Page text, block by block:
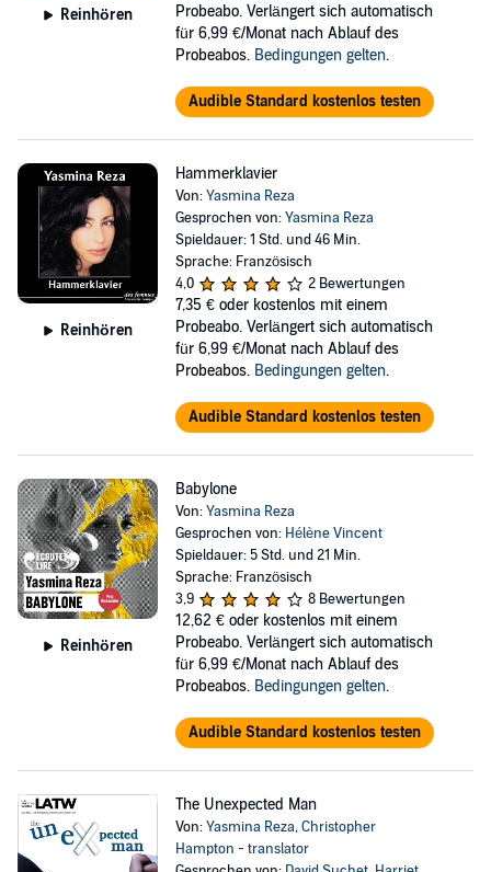
Reinhören
Probeabo. Verlängert sich automatisch
für 6,99 €/Monat nach Ablauf des
Probeabos. Bedingungen gelten.
Audible Standard kostenlos testen
Reinhören
Hammerklavier
Von:Yasmina Reza
Gesprochen von:Yasmina Reza
Spieldauer: 1 Std. und 46 Min.
Sprache: Französisch
4,0
2 Bewertungen
7,35 € oder kostenlos mit einem
Probeabo. Verlängert sich automatisch
für 6,99 €/Monat nach Ablauf des
Probeabos. Bedingungen gelten.
Audible Standard kostenlos testen
Reinhören
Babylone
Von:Yasmina Reza
Gesprochen von: Hélène Vincent
Spieldauer: 5 Std. und 21 Min.
Sprache: Französisch
3,9
8 Bewertungen
12,62 € oder kostenlos mit einem
Probeabo. Verlängert sich automatisch
für 6,99 €/Monat nach Ablauf des
Probeabos. Bedingungen gelten.
Audible Standard kostenlos testen
The Unexpected Man
Von:Yasmina Reza,Christopher
Hampton - translator